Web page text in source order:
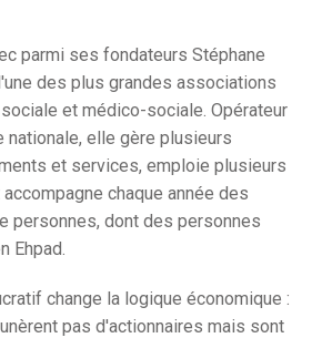
parmi ses fondateurs Stéphane
des plus grandes associations
et médico-sociale. Opérateur
elle gère plusieurs
et services, emploie plusieurs
chaque année des
personnes, dont des personnes
Ehpad.
change la logique économique :
pas d'actionnaires mais sont